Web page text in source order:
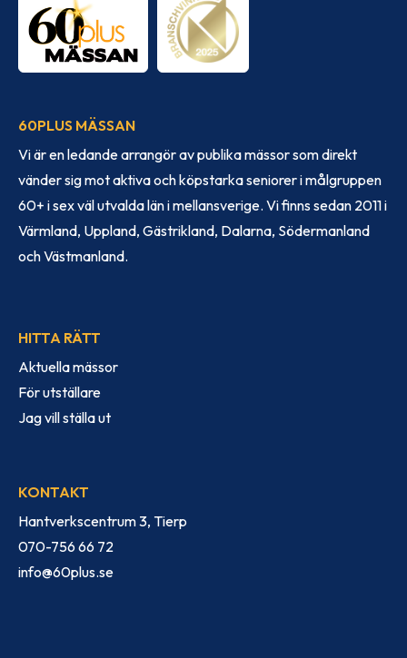
60PLUS MÄSSAN
Vi är en ledande arrangör av publika mässor som direkt
vänder sig mot aktiva och köpstarka seniorer i målgruppen
60+ i sex väl utvalda län i mellansverige. Vi finns sedan 2011 i
Värmland, Uppland, Gästrikland, Dalarna, Södermanland
och Västmanland.
HITTA RÄTT
Aktuella mässor
För utställare
Jag vill ställa ut
KONTAKT
Hantverkscentrum 3, Tierp
070-756 66 72
info@60plus.se